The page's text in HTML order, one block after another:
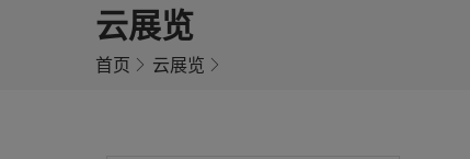
云展览
首页 云展览